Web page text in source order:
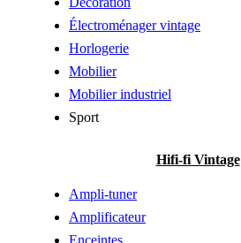
Électroménager vintage
Horlogerie
Mobilier
Mobilier industriel
Sport
Hifi-fi Vintage
Ampli-tuner
Amplificateur
Enceintes